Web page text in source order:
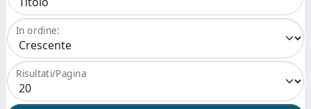
In ordine:
Risultati/Pagina